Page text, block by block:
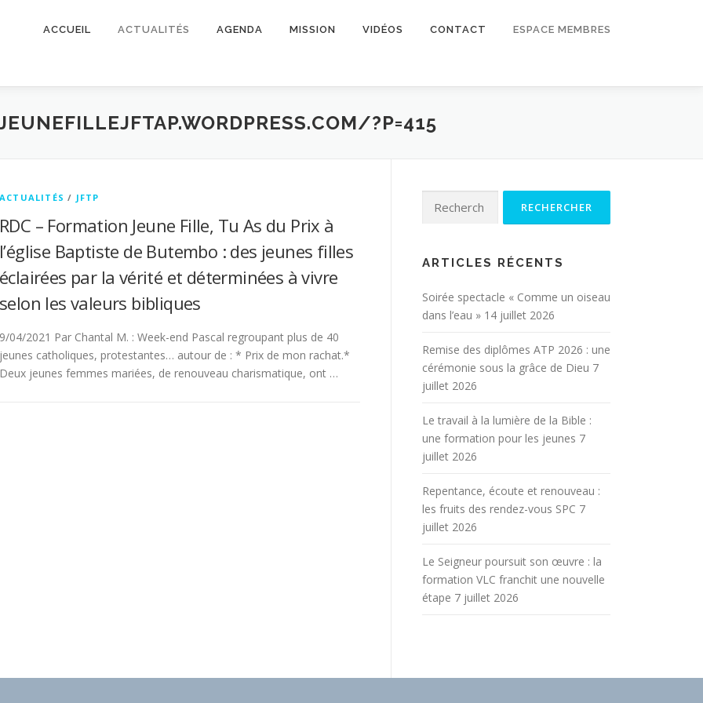
ACCUEIL ACTUALITÉS AGENDA MISSION VIDÉOS CONTACT ESPACE MEMBRES
?P=415
ACTUALITÉS / JFTP
RDC – Formation Jeune Fille, Tu As du Prix à
l’église Baptiste de Butembo : des jeunes filles
éclairées par la vérité et déterminées à vivre
selon les valeurs bibliques
9/04/2021 Par Chantal M. : Week-end Pascal regroupant plus de 40
jeunes catholiques, protestantes… autour de : * Prix de mon rachat.*
Deux jeunes femmes mariées, de renouveau charismatique, ont …
ARTICLES RÉCENTS
Soirée spectacle « Comme un oiseau
dans l’eau » 14 juillet 2026
Remise des diplômes ATP 2026 : une
cérémonie sous la grâce de Dieu 7
juillet 2026
Le travail à la lumière de la Bible :
une formation pour les jeunes 7
juillet 2026
Repentance, écoute et renouveau :
les fruits des rendez-vous SPC 7
juillet 2026
Le Seigneur poursuit son œuvre : la
formation VLC franchit une nouvelle
étape 7 juillet 2026